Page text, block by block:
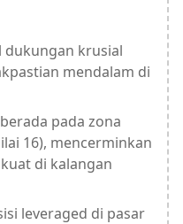
dukungan krusial
mendalam di
pada zona
16), mencerminkan
di kalangan
leveraged di pasar